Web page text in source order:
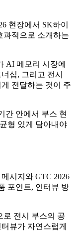
현장에서 SK하이
과적으로 소개하는
AI 메모리 시장에
십, 그리고 전시
전달하는 것이 주
간 안에서 부스 현
형 있게 담아내야
시지와 GTC 2026
포인트, 인터뷰 방
로 전시 부스의 공
뷰가 자연스럽게